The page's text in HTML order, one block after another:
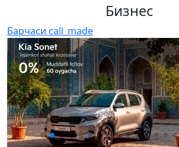
Бизнес
Барчаси call_made